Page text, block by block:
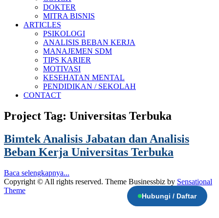
DOKTER
MITRA BISNIS
ARTICLES
PSIKOLOGI
ANALISIS BEBAN KERJA
MANAJEMEN SDM
TIPS KARIER
MOTIVASI
KESEHATAN MENTAL
PENDIDIKAN / SEKOLAH
CONTACT
Project Tag: Universitas Terbuka
Bimtek Analisis Jabatan dan Analisis
Beban Kerja Universitas Terbuka
Baca selengkapnya...
Copyright © All rights reserved. Theme Businessbiz by Sensational
Theme
Hubungi / Daftar